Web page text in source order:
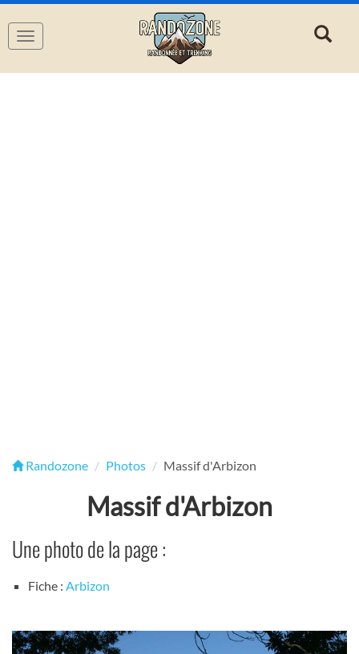
Navigation
Randozone Photos Massif d'Arbizon
Massif d'Arbizon
Une photo de la page :
Fiche : Arbizon